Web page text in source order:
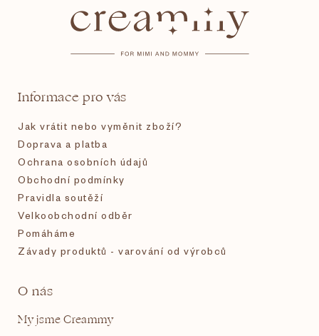
Informace pro vás
Jak vrátit nebo vyměnit zboží?
Doprava a platba
Ochrana osobních údajů
Obchodní podmínky
Pravidla soutěží
Velkoobchodní odběr
Pomáháme
Závady produktů - varování od výrobců
O nás
My jsme Creammy